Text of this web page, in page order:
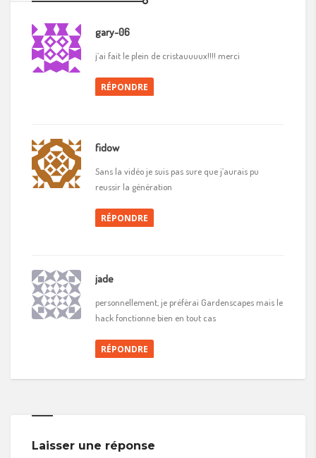
gary-06
j’ai fait le plein de cristauuuux!!!! merci
RÉPONDRE
fidow
Sans la vidéo je suis pas sure que j’aurais pu
reussir la génération
RÉPONDRE
jade
personnellement, je préfèrai Gardenscapes mais le
hack fonctionne bien en tout cas
RÉPONDRE
Laisser une réponse